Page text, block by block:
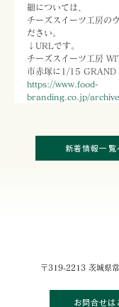
細については、
チーズスイーツ工房の
ださい。
↓URLです。
チーズスイーツ工房
市赤塚に1/15 GRAND
https://www.food-
branding.co.jp/
新着情報一覧
〒319-2213 茨城県
お問合せは